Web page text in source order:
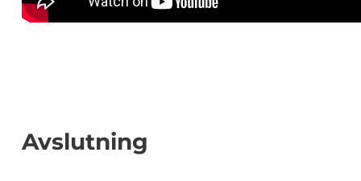
Avslutning